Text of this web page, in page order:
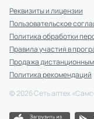
Реквизиты и лицензии
Пользовательское
Политика обработки
Правила участия в
Продажа
Политика рекомендаций
© 2026Сеть аптек